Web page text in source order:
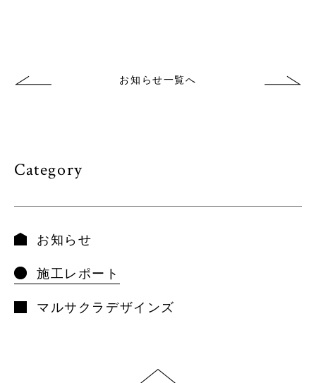
お知らせ一覧へ
Category
お知らせ
施工レポート
マルサクラデザインズ